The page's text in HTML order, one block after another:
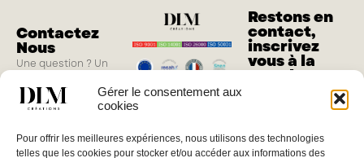
Gérer le consentement aux
cookies
Pour offrir les meilleures expériences, nous utilisons des technologies
telles que les cookies pour stocker et/ou accéder aux informations des
Contactez
Nous
Une question ? Un
Vous pouvez nous
jeudi de 8h à 17h, le
Restons en
contact,
inscrivez
vous à la
newsletter